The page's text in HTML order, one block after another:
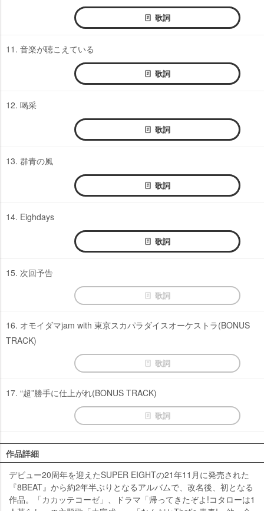
歌詞
11. 音楽が聴こえている
歌詞
12. 喝采
歌詞
13. 群青の風
歌詞
14. Eighdays
歌詞
15. 次回予告
歌詞
16. オモイダマjam with 東京スカパラダイスオーケストラ(BONUS
TRACK)
歌詞
17. “超”勝手に仕上がれ(BONUS TRACK)
歌詞
作品詳細
デビュー20周年を迎えたSUPER EIGHTの21年11月に発売された
『8BEAT』から約2年半ぶりとなるアルバムで、改名後、初となる
作品。「カカッテコーゼ」、ドラマ「帰ってきたぞよ!コタローは1